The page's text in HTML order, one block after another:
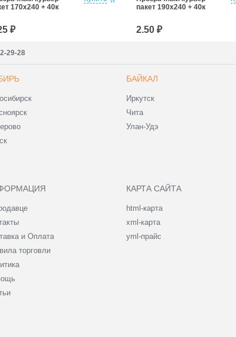
170х240 + 40к
₽
пакет 190х240 + 40к
2.50 ₽
29-28
БАЙКАЛ
Иркутск
Чита
Улан-Удэ
и Оплата
торговли
КАРТА САЙТА
html-карта
xml-карта
yml-прайс